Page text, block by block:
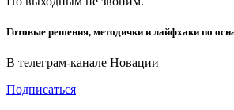
Готовые решения, методички и лайфхаки по
В телеграм-канале Новации
Подписаться